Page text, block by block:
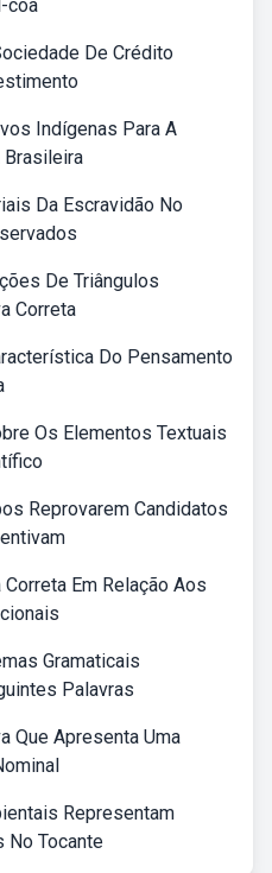
coa
De Crédito
Indígenas Para A
Brasileira
Da Escravidão No
De Triângulos
Correta
Do Pensamento
Os Elementos Textuais
Reprovarem Candidatos
Em Relação Aos
Gramaticais
Palavras
Que Apresenta Uma
Representam
No Tocante